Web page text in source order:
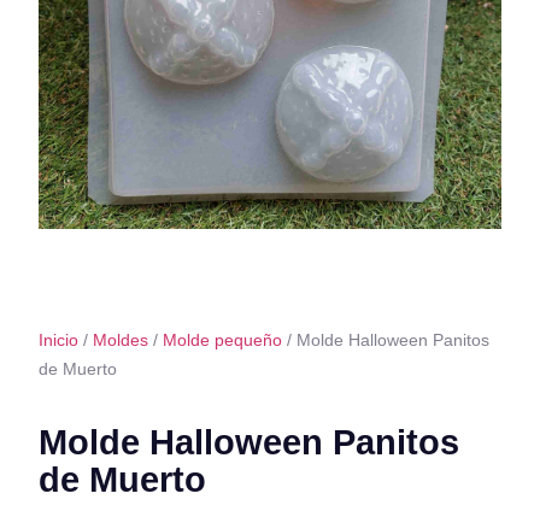
Inicio / Moldes / Molde pequeño / Molde Halloween Panitos
de Muerto
Molde Halloween Panitos
de Muerto